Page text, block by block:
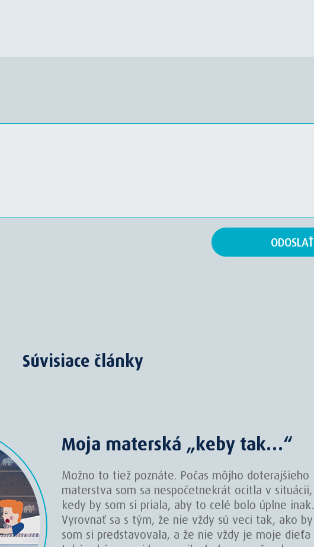
Súvisiace články
Moja materská „keby tak…“
Možno to tiež poznáte. Počas môjho doterajšieho
materstva som sa nespočetnekrát ocitla v situácii,
kedy by som si priala, aby to celé bolo úplne inak.
Vyrovnať sa s tým, že nie vždy sú veci tak, ako by
som si predstavovala, a že nie vždy je moje dieťa